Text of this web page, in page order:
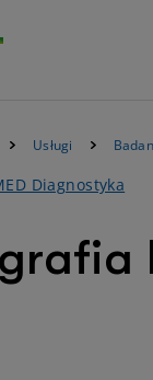
Usługi
Diagnostyka